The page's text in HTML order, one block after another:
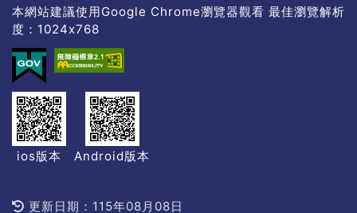
本網站建議使用Google Chrome瀏覽器觀看 最佳瀏覽解析
度：1024x768
ios版本 Android版本
更新日期：115年08月08日